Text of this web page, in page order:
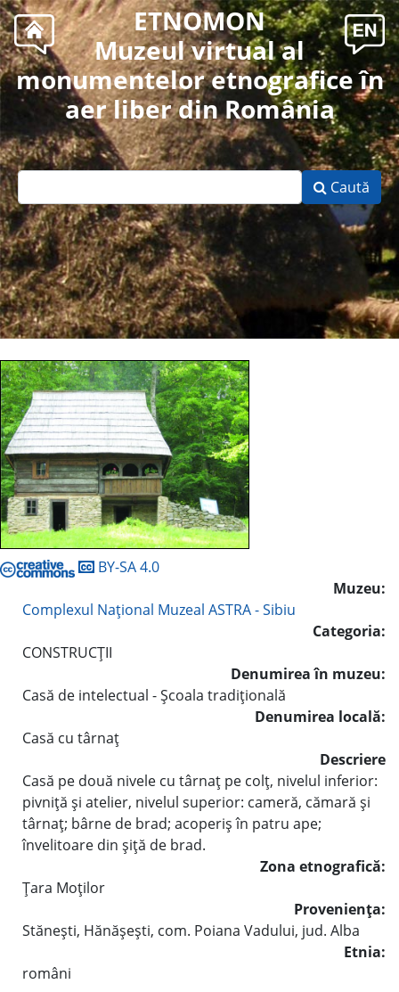
ETNOMON
Muzeul virtual al
monumentelor etnografice în
aer liber din România
Caută
BY-SA 4.0
Muzeu:
Complexul Naţional Muzeal ASTRA - Sibiu
Categoria:
CONSTRUCŢII
Denumirea în muzeu:
Casă de intelectual - Şcoala tradiţională
Denumirea locală:
Casă cu târnaţ
Descriere
Casă pe două nivele cu târnaţ pe colţ, nivelul inferior:
pivniţă şi atelier, nivelul superior: cameră, cămară şi
târnaţ; bârne de brad; acoperiş în patru ape;
învelitoare din şiţă de brad.
Zona etnografică:
Ţara Moţilor
Provenienţa:
Stăneşti, Hănăşeşti, com. Poiana Vadului, jud. Alba
Etnia:
români